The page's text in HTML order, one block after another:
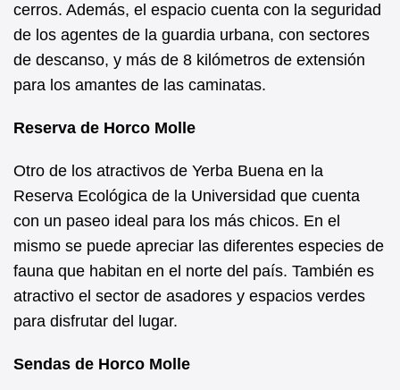
cerros. Además, el espacio cuenta con la seguridad
de los agentes de la guardia urbana, con sectores
de descanso, y más de 8 kilómetros de extensión
para los amantes de las caminatas.
Reserva de Horco Molle
Otro de los atractivos de Yerba Buena en la
Reserva Ecológica de la Universidad que cuenta
con un paseo ideal para los más chicos. En el
mismo se puede apreciar las diferentes especies de
fauna que habitan en el norte del país. También es
atractivo el sector de asadores y espacios verdes
para disfrutar del lugar.
Sendas de Horco Molle